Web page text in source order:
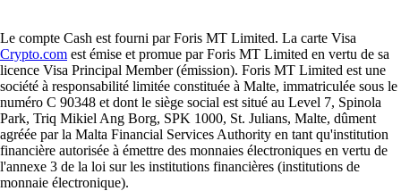
Le compte Cash est fourni par Foris MT Limited. La carte Visa
Crypto.com est émise et promue par Foris MT Limited en vertu de sa
licence Visa Principal Member (émission). Foris MT Limited est une
société à responsabilité limitée constituée à Malte, immatriculée sous le
numéro C 90348 et dont le siège social est situé au Level 7, Spinola
Park, Triq Mikiel Ang Borg, SPK 1000, St. Julians, Malte, dûment
agréée par la Malta Financial Services Authority en tant qu'institution
financière autorisée à émettre des monnaies électroniques en vertu de
l'annexe 3 de la loi sur les institutions financières (institutions de
monnaie électronique).